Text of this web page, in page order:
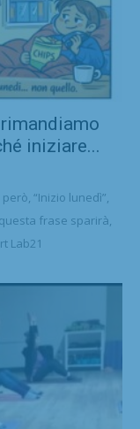
iniziare...
“Inizio lunedì”,
frase sparirà,
Lab21